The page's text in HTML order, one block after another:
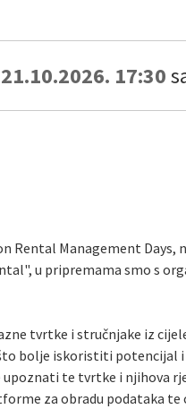
21.10.2026. 17:30
Rental Management
u pripremama smo s
tvrtke i stručnjake iz
bolje iskoristiti
te tvrtke i njihova
za obradu podataka